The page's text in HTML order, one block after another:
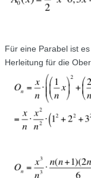
Für eine Parabel ist
Herleitung für die